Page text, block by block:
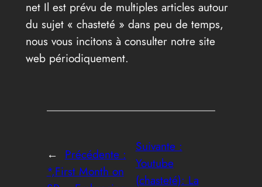
net Il est prévu de multiples articles autour
du sujet « chasteté » dans peu de temps,
nous vous incitons à consulter notre site
web périodiquement.
← Précédente :
*,First Month on
Suivante :
Youtube
(chasteté): La